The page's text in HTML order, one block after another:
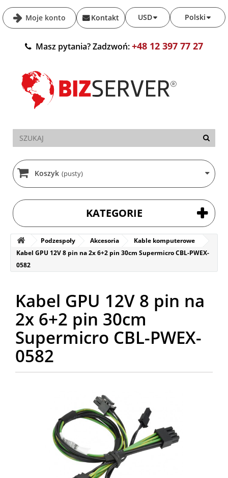
Moje konto Polski
USD
Kontakt
Masz pytania? Zadzwoń:+48 12 397 77 27
Koszyk (pusty)
KATEGORIE
Podzespoły Akcesoria
Kable komputerowe
Kabel GPU 12V 8 pin na 2x 6+2 pin 30cm Supermicro CBL-PWEX-
0582
Kabel GPU 12V 8 pin na
2x 6+2 pin 30cm
Supermicro CBL-PWEX-
0582